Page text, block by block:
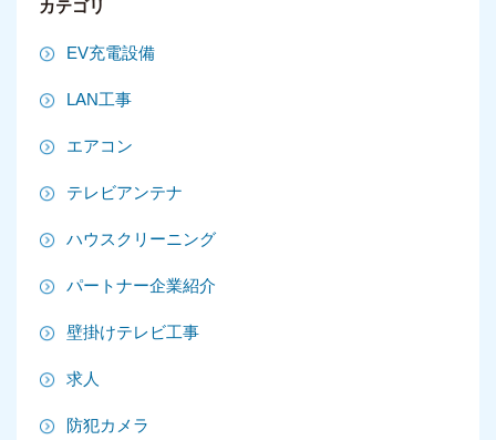
カテゴリ
EV充電設備
LAN工事
エアコン
テレビアンテナ
ハウスクリーニング
パートナー企業紹介
壁掛けテレビ工事
求人
防犯カメラ